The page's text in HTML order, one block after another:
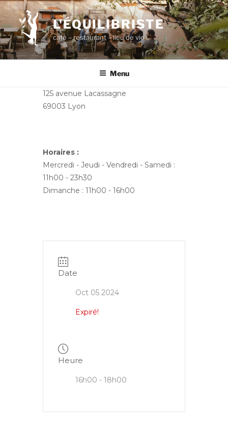
Aller
au
contenu
principal
L'ÉQUILIBRISTE
café – restaurant – lieu de vie
Menu
125 avenue Lacassagne
69003 Lyon
Horaires :
Mercredi - Jeudi - Vendredi - Samedi :
11h00 - 23h30
Dimanche : 11h00 - 16h00
Date
Oct 05 2024
Expiré!
Heure
16h00 - 18h00